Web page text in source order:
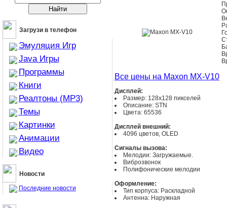
Загрузи в телефон
Эмуляция Игр
Java Игры
Программы
Книги
Реалтоны (MP3)
Темы
Картинки
Анимации
Видео
Новости
Последние новости
Все цены на Maxon MX-V10
Дисплей:
Размер: 128x128 пикселей
Описание: STN
Цвета: 65536
Дисплей внешний:
4096 цветов, OLED
Сигналы вызова:
Мелодии: Загружаемые.
Виброзвонок
Полифонические мелодии
Оформление:
Тип корпуса: Раскладной
Антенна: Наружная